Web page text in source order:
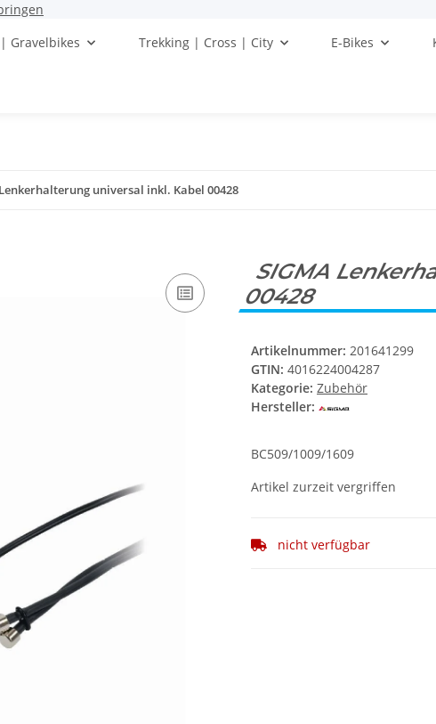
Gravelbikes Trekking | Cross | City E-Bikes
universal inkl. Kabel 00428
SIGMA
00428
Artikelnummer: 201641299
GTIN: 4016224004287
Kategorie: Zubehör
Hersteller:
BC509/1009/1609
Artikel zurzeit vergriffen
nicht verfügbar